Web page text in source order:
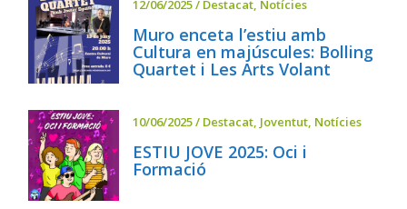
12/06/2025/ Destacat, Notícies
Muro enceta l’estiu amb
Cultura en majúscules: Bolling
Quartet i Les Arts Volant
10/06/2025/ Destacat, Joventut, Notícies
ESTIU JOVE 2025: Oci i
Formació